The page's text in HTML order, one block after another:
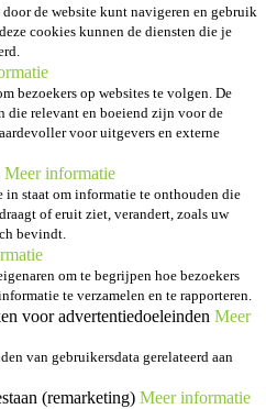
de website kunt navigeren en gebruik
cookies kunnen de diensten die je
bezoekers op websites te volgen. De
die relevant en boeiend zijn voor de
voor uitgevers en externe
Meer informatie
in staat om informatie te onthouden die
of eruit ziet, verandert, zoals uw
bevindt.
om te begrijpen hoe bezoekers
te verzamelen en te rapporteren.
voor advertentiedoeleinden Meer
van gebruikersdata gerelateerd aan
(remarketing) Meer informatie